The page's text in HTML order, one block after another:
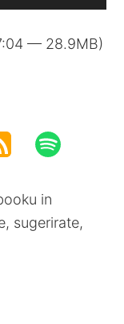
— 28.9MB)
in
sugerirate,